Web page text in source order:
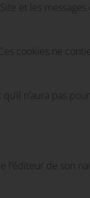
et les messages
cookies ne
n’aura pas
l’éditeur de son